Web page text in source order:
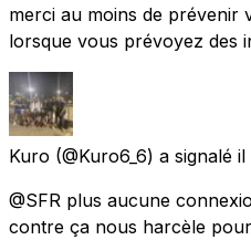
merci au moins de prévenir
lorsque vous prévoyez des
Kuro (@Kuro6_6) a signalé il
@SFR plus aucune
contre ça nous harcèle